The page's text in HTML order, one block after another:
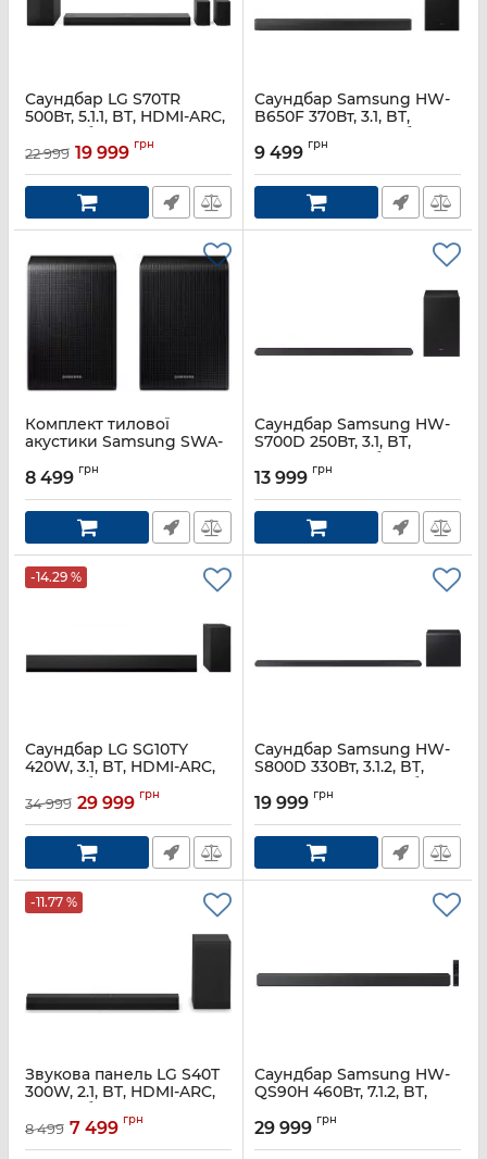
Саундбар LG S70TR
500Вт, 5.1.1, BT, HDMI-ARC,
USB, саб, Dolby Atmos®
Артикул: S70TR.AUKRLLD
22 999 19 999 грн
Саундбар Samsung HW-
B650F 370Вт, 3.1, BT,
HDMI-ARC, USB, саб,
Dolby 5.1ch, чорний
Артикул: HW-B650F/UA
9 499 грн
Комплект тилової
акустики Samsung SWA-
Atmos, чорний
Артикул: SWA-9250S/UA
8 499 грн
Саундбар Samsung HW-
S700D 250Вт, 3.1, BT,
HDMI, Wi-Fi, саб, Dolby
Atmos, чорний
Артикул: HW-S700D/UA
13 999 грн
-14.29 %
Саундбар LG SG10TY
420W, 3.1, BT, HDMI-ARC,
USB, саб, Dolby Atmos®
Артикул: SG10TY.DUKRLLK
34 999 29 999 грн
Саундбар Samsung HW-
S800D 330Вт, 3.1.2, BT,
HDMI-ARC, Wi-Fi, саб,
Dolby Atmos, чорний
Артикул: HW-S800D/UA
19 999 грн
-11.77 %
Звукова панель LG S40T
300W, 2.1, BT, HDMI-ARC,
USB, саб, Dolby Digital
Артикул: S40T.DUKRLLK
8 499 7 499 грн
Саундбар Samsung HW-
QS90H 460Вт, 7.1.2, BT,
Atmos, чорний
Артикул: HW-QS90H/UA
29 999 грн